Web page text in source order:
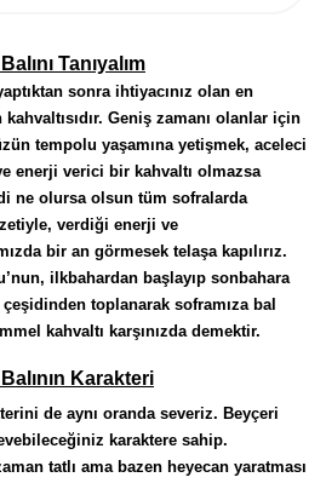
Tanıyalım
sonra ihtiyacınız olan en
Geniş zamanı olanlar için
tempolu yaşamına yetişmek, aceleci
enerji verici bir kahvaltı olmazsa
ne olursa olsun tüm sofralarda
verdiği enerji ve
bir an görmesek telaşa kapılırız.
ilkbahardan başlayıp sonbahara
toplanarak soframıza bal
kahvaltı karşınızda demektir.
Karakteri
de aynı oranda severiz. Beyçeri
karaktere sahip.
tatlı ama bazen heyecan yaratması